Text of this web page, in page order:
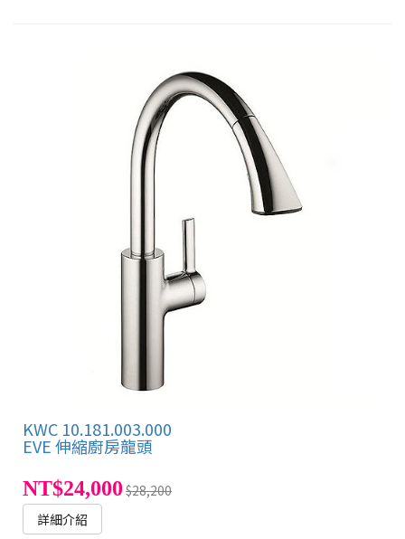
KWC 10.181.003.000
EVE 伸縮廚房龍頭
NT$24,000 $28,200
詳細介紹